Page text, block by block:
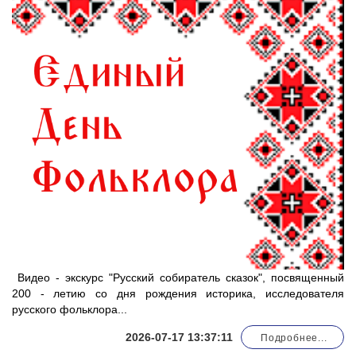
2026-07-17 13:37:11
Видео - экскурс "Русский собиратель сказок", посвященный
200 - летию со дня рождения историка, исследователя
русского фольклора...
Подробнее...